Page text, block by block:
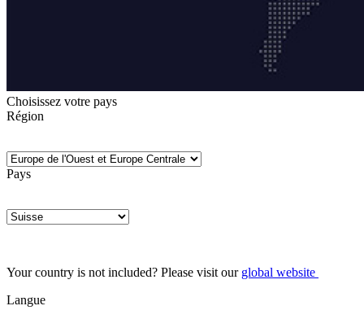
Choisissez votre pays
Région
Pays
Your country is not included? Please visit our global website
Langue